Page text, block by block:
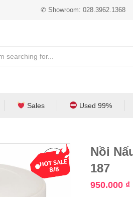
✆ Showroom: 028.3962.1368
Sales Used 99%
Nồi
187
950.000 ₫